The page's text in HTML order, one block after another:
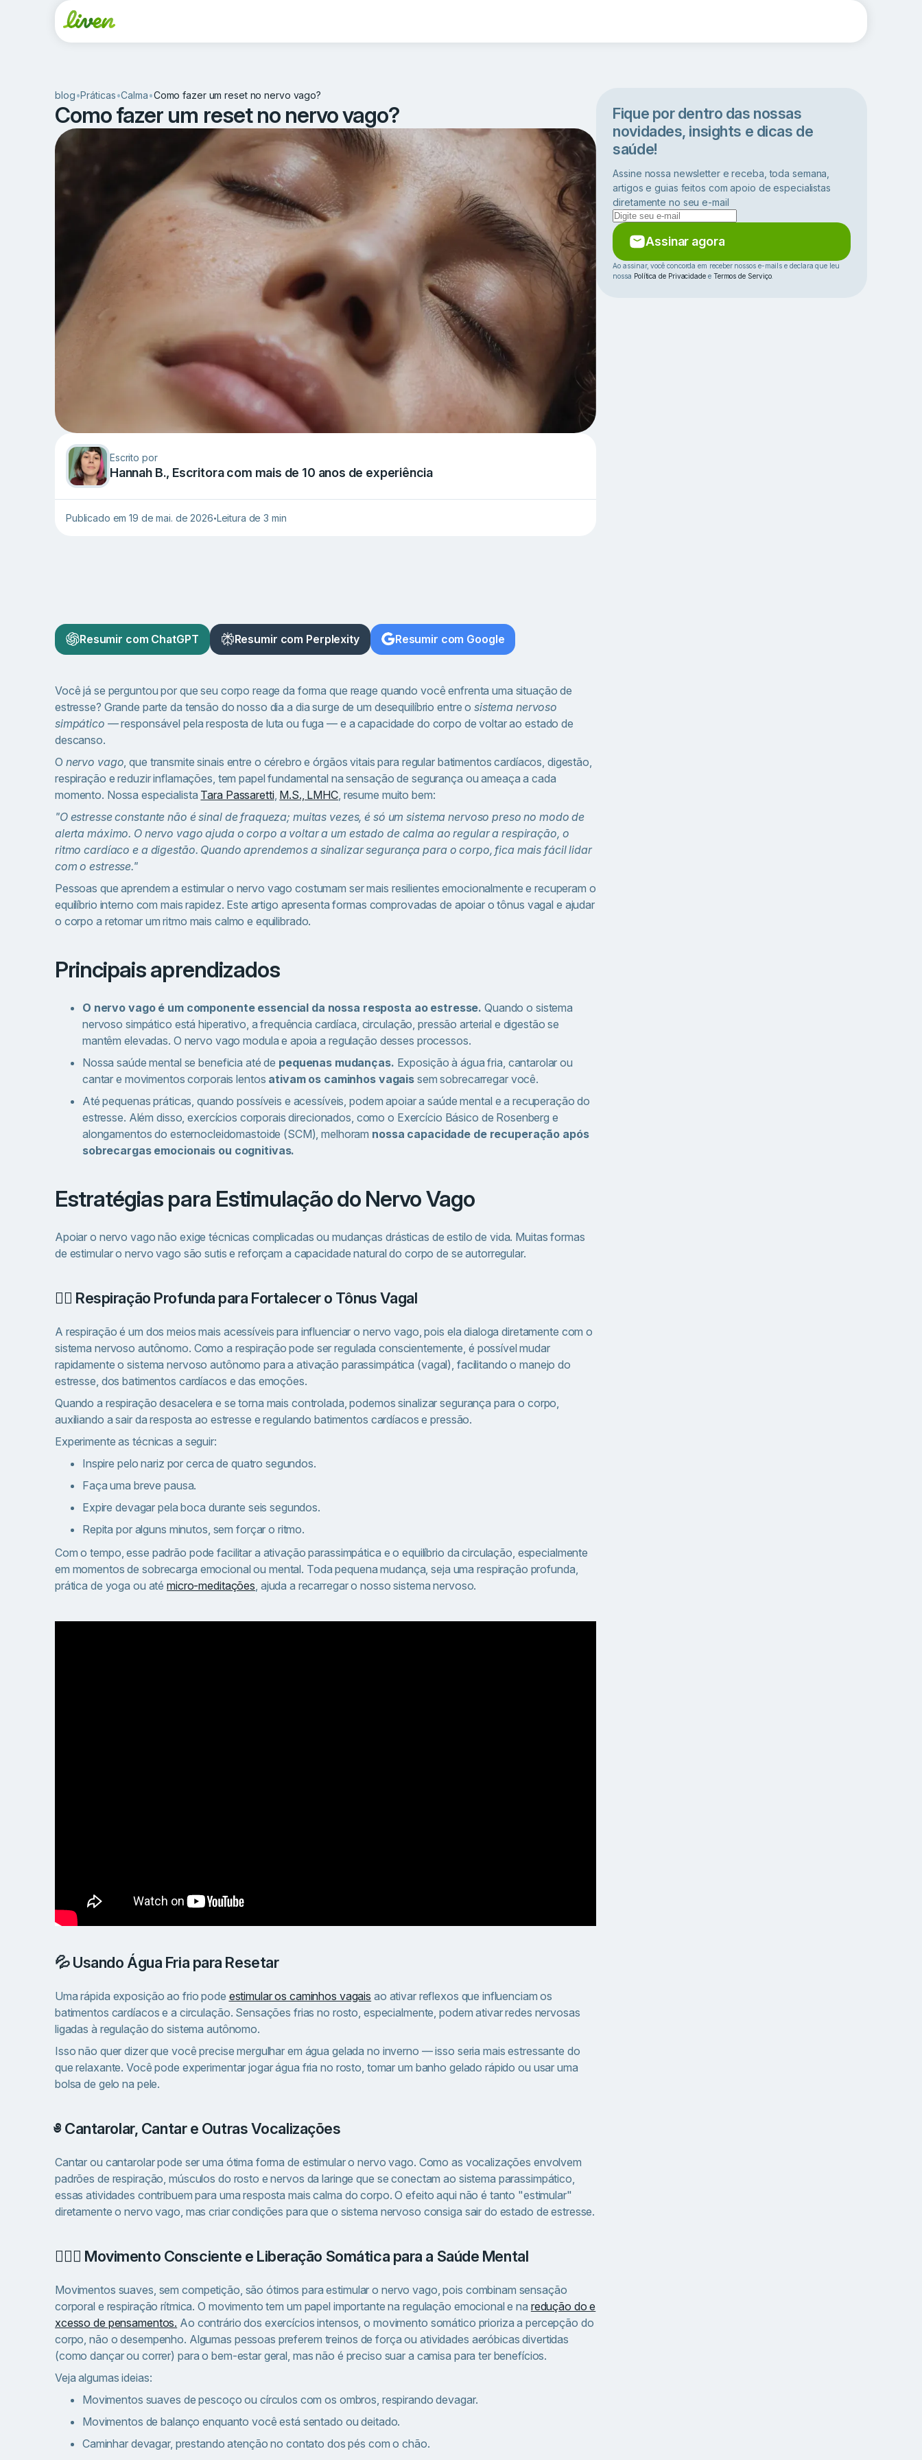
Fique por dentro das nossas
novidades, insights e dicas de
saúde!
Assine nossa newsletter e receba, toda semana,
artigos e guias feitos com apoio de especialistas
diretamente no seu e-mail
Assinar agora
Ao assinar, você concorda em receber nossos e-mails e declara que leu
nossa Política de Privacidade e Termos de Serviço.
blog•Práticas•Calma•Como fazer um reset no nervo vago?
Como fazer um reset no nervo vago?
Escrito por
Hannah B., Escritora com mais de 10 anos de experiência
Publicado em 19 de mai. de 2026•Leitura de 3 min
Resumir com ChatGPT Resumir com Perplexity Resumir com Google
Você já se perguntou por que seu corpo reage da forma que reage quando você enfrenta uma situação de
estresse? Grande parte da tensão do nosso dia a dia surge de um desequilíbrio entre o sistema nervoso
simpático — responsável pela resposta de luta ou fuga — e a capacidade do corpo de voltar ao estado de
descanso.
O nervo vago , que transmite sinais entre o cérebro e órgãos vitais para regular batimentos cardíacos, digestão,
respiração e reduzir inflamações, tem papel fundamental na sensação de segurança ou ameaça a cada
momento. Nossa especialista Tara Passaretti, M.S., LMHC , resume muito bem:
"O estresse constante não é sinal de fraqueza; muitas vezes, é só um sistema nervoso preso no modo de
alerta máximo. O nervo vago ajuda o corpo a voltar a um estado de calma ao regular a respiração, o
ritmo cardíaco e a digestão. Quando aprendemos a sinalizar segurança para o corpo, fica mais fácil lidar
com o estresse."
Pessoas que aprendem a estimular o nervo vago costumam ser mais resilientes emocionalmente e recuperam o
equilíbrio interno com mais rapidez. Este artigo apresenta formas comprovadas de apoiar o tônus vagal e ajudar
o corpo a retomar um ritmo mais calmo e equilibrado.
Principais aprendizados
O nervo vago é um componente essencial da nossa resposta ao estresse.Quando o sistema
nervoso simpático está hiperativo, a frequência cardíaca, circulação, pressão arterial e digestão se
mantêm elevadas. O nervo vago modula e apoia a regulação desses processos.
Nossa saúde mental se beneficia até de pequenas mudanças. Exposição à água fria, cantarolar ou
cantar e movimentos corporais lentos ativam os caminhos vagais sem sobrecarregar você.
Até pequenas práticas, quando possíveis e acessíveis, podem apoiar a saúde mental e a recuperação do
estresse. Além disso, exercícios corporais direcionados, como o Exercício Básico de Rosenberg e
alongamentos do esternocleidomastoide (SCM), melhoram nossa capacidade de recuperação após
sobrecargas emocionais ou cognitivas.
Estratégias para Estimulação do Nervo Vago
Apoiar o nervo vago não exige técnicas complicadas ou mudanças drásticas de estilo de vida. Muitas formas
de estimular o nervo vago são sutis e reforçam a capacidade natural do corpo de se autorregular.
😮‍💨 Respiração Profunda para Fortalecer o Tônus Vagal
A respiração é um dos meios mais acessíveis para influenciar o nervo vago, pois ela dialoga diretamente com o
sistema nervoso autônomo. Como a respiração pode ser regulada conscientemente, é possível mudar
rapidamente o sistema nervoso autônomo para a ativação parassimpática (vagal), facilitando o manejo do
estresse, dos batimentos cardíacos e das emoções.
Quando a respiração desacelera e se torna mais controlada, podemos sinalizar segurança para o corpo,
auxiliando a sair da resposta ao estresse e regulando batimentos cardíacos e pressão.
Experimente as técnicas a seguir:
Inspire pelo nariz por cerca de quatro segundos.
Faça uma breve pausa.
Expire devagar pela boca durante seis segundos.
Repita por alguns minutos, sem forçar o ritmo.
Com o tempo, esse padrão pode facilitar a ativação parassimpática e o equilíbrio da circulação, especialmente
em momentos de sobrecarga emocional ou mental. Toda pequena mudança, seja uma respiração profunda,
prática de yoga ou atémicro-meditações , ajuda a recarregar o nosso sistema nervoso.
💦 Usando Água Fria para Resetar
Uma rápida exposição ao frio pode estimular os caminhos vagais ao ativar reflexos que influenciam os
batimentos cardíacos e a circulação. Sensações frias no rosto, especialmente, podem ativar redes nervosas
ligadas à regulação do sistema autônomo.
Isso não quer dizer que você precise mergulhar em água gelada no inverno — isso seria mais estressante do
que relaxante. Você pode experimentar jogar água fria no rosto, tomar um banho gelado rápido ou usar uma
bolsa de gelo na pele.
༅ Cantarolar, Cantar e Outras Vocalizações
Cantar ou cantarolar pode ser uma ótima forma de estimular o nervo vago. Como as vocalizações envolvem
padrões de respiração, músculos do rosto e nervos da laringe que se conectam ao sistema parassimpático,
essas atividades contribuem para uma resposta mais calma do corpo. O efeito aqui não é tanto "estimular"
diretamente o nervo vago, mas criar condições para que o sistema nervoso consiga sair do estado de estresse.
🧘🏽‍♀️ Movimento Consciente e Liberação Somática para a Saúde Mental
Movimentos suaves, sem competição, são ótimos para estimular o nervo vago, pois combinam sensação
corporal e respiração rítmica. O movimento tem um papel importante na regulação emocional e na redução do e
xcesso de pensamentos. Ao contrário dos exercícios intensos, o movimento somático prioriza a percepção do
corpo, não o desempenho. Algumas pessoas preferem treinos de força ou atividades aeróbicas divertidas
(como dançar ou correr) para o bem-estar geral, mas não é preciso suar a camisa para ter benefícios.
Veja algumas ideias:
Movimentos suaves de pescoço ou círculos com os ombros, respirando devagar.
Movimentos de balanço enquanto você está sentado ou deitado.
Caminhar devagar, prestando atenção no contato dos pés com o chão.